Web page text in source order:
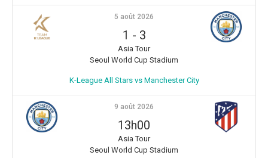
5 août 2026
1 - 3
Asia Tour
Seoul World Cup Stadium
K-League All Stars vs Manchester City
9 août 2026
13h00
Asia Tour
Seoul World Cup Stadium